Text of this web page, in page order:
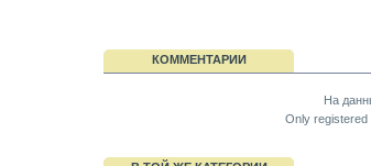
КОММЕНТАРИИ
На
Only registered